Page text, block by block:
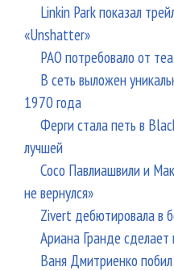
Linkin Park показал
«Unshatter»
РАО потребовало от
В сеть выложен
1970 года
Ферги стала петь в
лучшей
Сосо Павлиашвили и
не вернулся»
Zivert дебютировала в
Ариана Гранде сделает
Ваня Дмитриенко